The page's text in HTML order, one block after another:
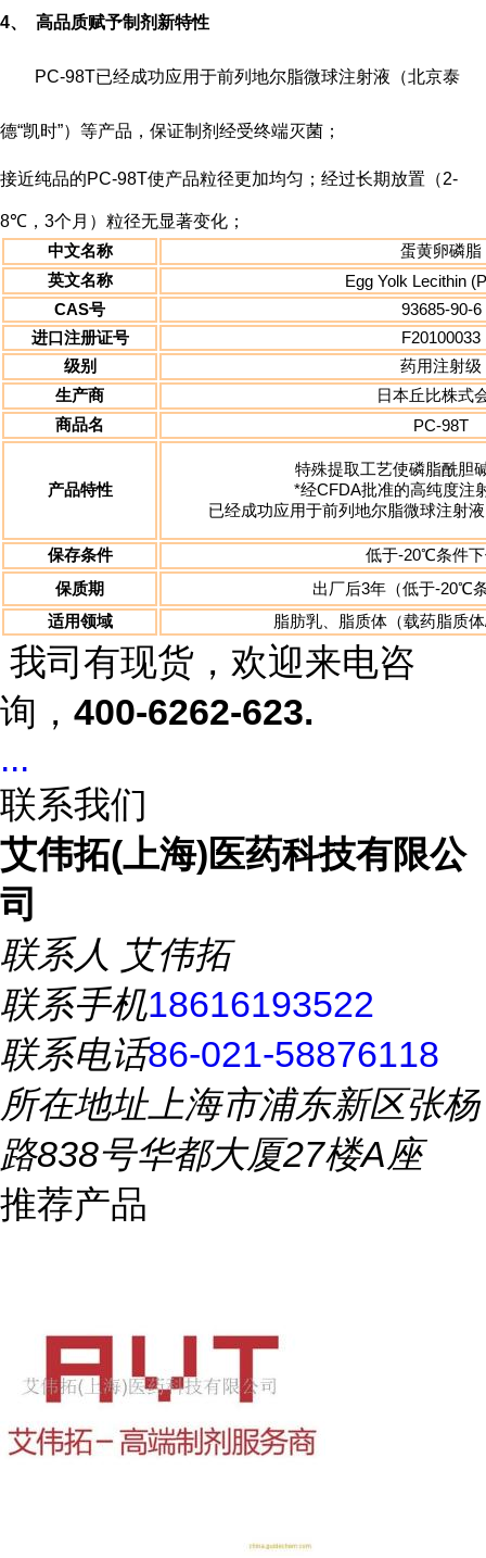
4、 高品质赋予制剂新特性
PC-98T已经成功应用于前列地尔脂微球注射液（北京泰
德“凯时”）等产品，保证制剂经受终端灭菌；
接近纯品的PC-98T使产品粒径更加均匀；经过长期放置（2-
8℃ ， 3个月）粒径无显著变化；
中文名称
蛋黄卵磷脂
英文名称
Egg Yolk Lecithin
CAS号
93685-90-6
进口注册证号
F20100033
级别
药用注射级
生产商
日本丘比株式
商品名
PC-98T
产品特性
特殊提取工艺使磷脂酰胆
*经CFDA批准的高纯度注
已经成功应用于前列地尔脂微球注射
保存条件 低于-20℃条件下
保质期
出厂后3年（低于-20℃
适用领域
脂肪乳、脂质体（载药脂质
我司有现货，欢迎来电咨
询， 400-6262-623.
...
联系我们
艾伟拓(上海)医药科技有限公
司
联系人 艾伟拓
联系手机18616193522
联系电话86-021-58876118
所在地址上海市浦东新区张杨
路838号华都大厦27楼A座
推荐产品